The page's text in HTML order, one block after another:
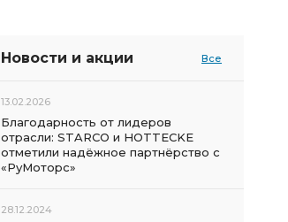
Новости и акции Все
13.02.2026
Благодарность от лидеров
отрасли: STARCO и HOTTECKE
отметили надёжное партнёрство с
«РуМоторс»
28.12.2024